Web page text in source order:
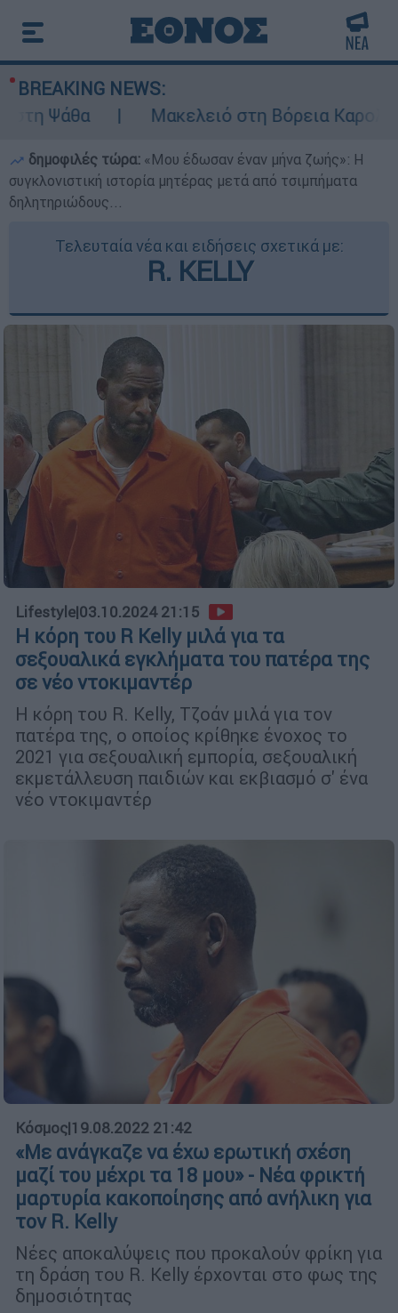
BREAKING NEWS:
Μακελειό στη Βόρεια Καρολίνα
δημοφιλές τώρα: «Μου έδωσαν έναν μήνα ζωής»: Η
συγκλονιστική ιστορία μητέρας μετά από τσιμπήματα
δηλητηριώδους...
Τελευταία νέα και ειδήσεις σχετικά με:
R. KELLY
Lifestyle|03.10.2024 21:15
Η κόρη του R Kelly μιλά για τα
σεξουαλικά εγκλήματα του πατέρα της
σε νέο ντοκιμαντέρ
Η κόρη του R. Kelly, Τζοάν μιλά για τον
πατέρα της, ο οποίος κρίθηκε ένοχος το
2021 για σεξουαλική εμπορία, σεξουαλική
εκμετάλλευση παιδιών και εκβιασμό σ' ένα
νέο ντοκιμαντέρ
Κόσμος|19.08.2022 21:42
«Με ανάγκαζε να έχω ερωτική σχέση
μαζί του μέχρι τα 18 μου» - Νέα φρικτή
μαρτυρία κακοποίησης από ανήλικη για
τον R. Kelly
Νέες αποκαλύψεις που προκαλούν φρίκη για
τη δράση του R. Kelly έρχονται στο φως της
δημοσιότητας